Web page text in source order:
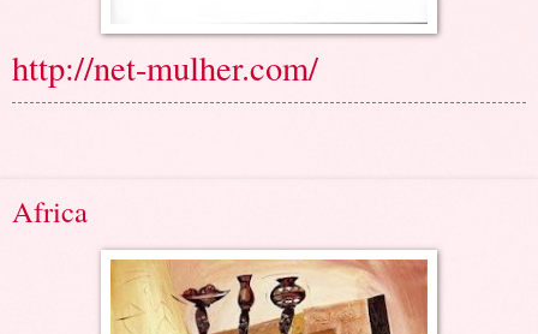
http://net-mulher.com/
Africa